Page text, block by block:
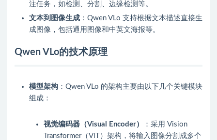
注任务，如检测、分割、边缘检测等。
文本到图像生成 ：Qwen VLo 支持根据文本描述直接生
成图像，包括通用图像和中英文海报等。
Qwen VLo的技术原理
模型架构 ：Qwen VLo 的架构主要由以下几个关键模块
组成：
视觉编码器（Visual Encoder）
：采用 Vision
Transformer（ViT）架构，将输入图像分割成多个